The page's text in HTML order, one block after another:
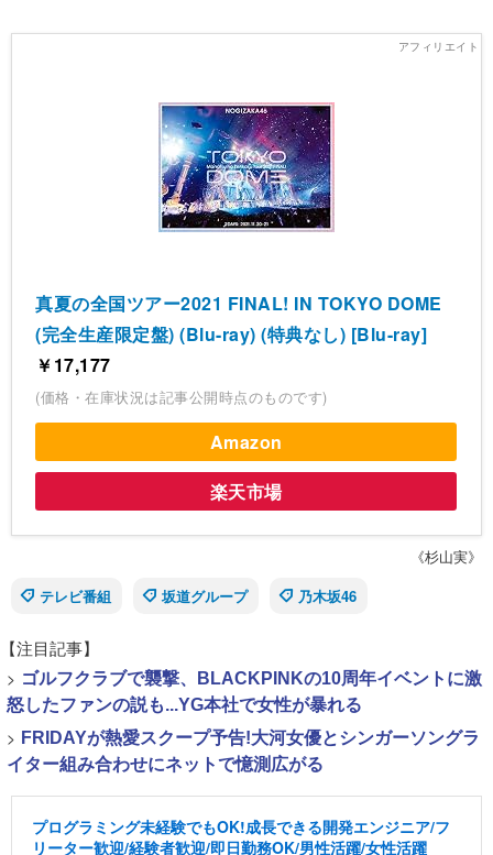
真夏の全国ツアー2021 FINAL! IN TOKYO DOME
(完全生産限定盤) (Blu-ray) (特典なし) [Blu-ray]
￥17,177
(価格・在庫状況は記事公開時点のものです)
Amazon
楽天市場
《杉山実》
テレビ番組
坂道グループ 乃木坂46
【注目記事】
> ゴルフクラブで襲撃、BLACKPINKの10周年イベントに激
怒したファンの説も...YG本社で女性が暴れる
> FRIDAYが熱愛スクープ予告!大河女優とシンガーソングラ
イター組み合わせにネットで憶測広がる
プログラミング未経験でもOK!成長できる開発エンジニア/フ
リーター歓迎/経験者歓迎/即日勤務OK/男性活躍/女性活躍